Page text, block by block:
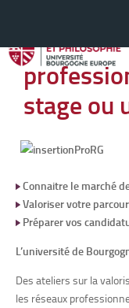
accès
stage ou
Connaitre le marché
Valoriser votre
Préparer vos
L’université de
Des ateliers sur la
les réseaux